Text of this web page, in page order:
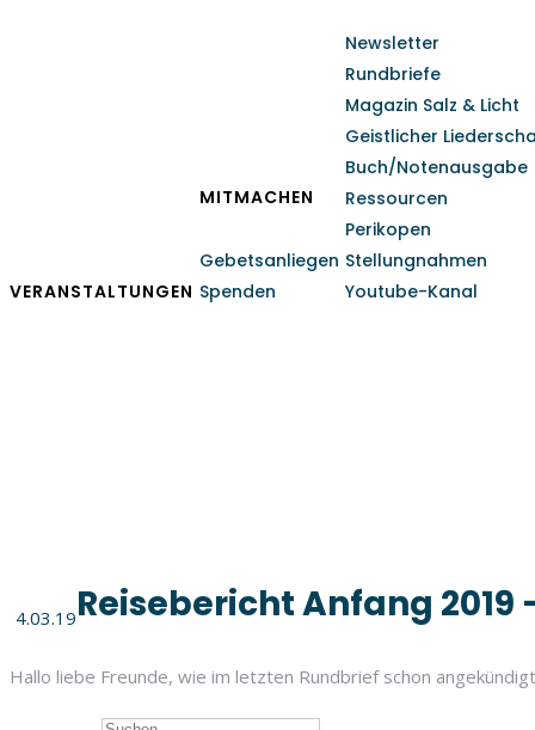
VERANSTALTUNGEN
MITMACHEN
Gebetsanliegen
Spenden
Newsletter
Rundbriefe
Magazin Salz & Licht
Geistlicher
Buch/Notenausgabe
Ressourcen
Perikopen
Stellungnahmen
Youtube-Kanal
4.03.19Reisebericht Anfang
Hallo liebe Freunde, wie im letzten Rundbrief schon